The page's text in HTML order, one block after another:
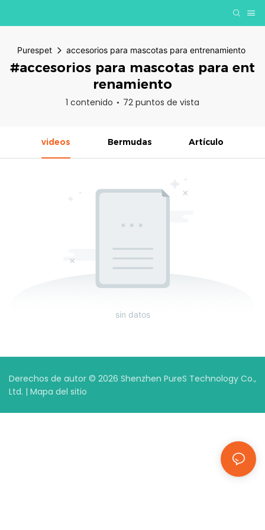
Purespet accesorios para mascotas para entrenamiento
#accesorios para mascotas para ent
renamiento
1 contenido 72 puntos de vista
videos Bermudas Artículo
sin datos
Derechos de autor © 2026 Shenzhen PureS Technology Co.,
Ltd. | Mapa del sitio